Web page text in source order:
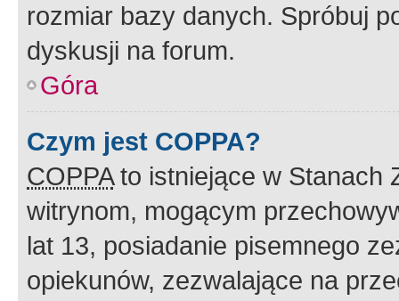
rozmiar bazy danych. Spróbuj
dyskusji na forum.
Góra
Czym jest COPPA?
COPPAto istniejące w Stanach
witrynom, mogącym
lat 13, posiadanie pisemnego
opiekunów, zezwalające na